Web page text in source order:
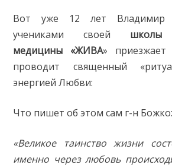
Вот уже 12 лет Владимир
учениками своей школы
медицины «ЖИВА»
проводит священный
энергией Любви:
Что пишет об этом сам г-н Божко:
«Великое таинство жизни
именно через любовь